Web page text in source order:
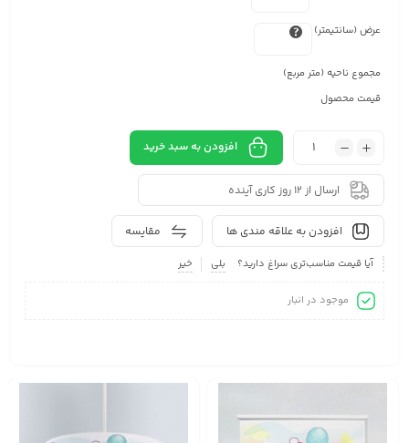
عرض (سانتیمتر)
مجموع ناحیه (متر مربع)
قیمت محصول
افزودن به سبد خرید
ارسال از 12 روز کاری آینده
مقایسه افزودن به علاقه مندی ها
آیا قیمت مناسب‌تری سراغ دارید؟ بلی خیر
موجود در انبار